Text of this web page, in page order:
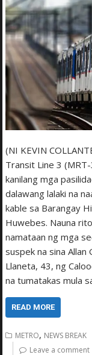
(NI KEVIN
Transit Line 3
kanilang mga
dalawang lalaki na
kable sa Barangay
Huwebes. Nauna
namataan ng mga
suspek na sina Allan
Llaneta, 43, ng
na tumatakas mula
READ MORE
METRO, NEWS BREAK
Leave a comment